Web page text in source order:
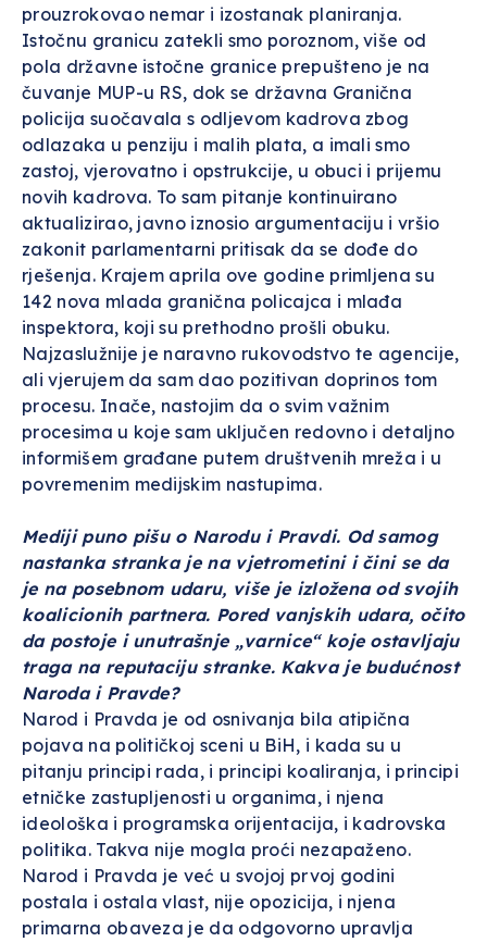
prouzrokovao nemar i izostanak planiranja.
Istočnu granicu zatekli smo poroznom, više od
pola državne istočne granice prepušteno je na
čuvanje MUP-u RS, dok se državna Granična
policija suočavala s odljevom kadrova zbog
odlazaka u penziju i malih plata, a imali smo
zastoj, vjerovatno i opstrukcije, u obuci i prijemu
novih kadrova. To sam pitanje kontinuirano
aktualizirao, javno iznosio argumentaciju i vršio
zakonit parlamentarni pritisak da se dođe do
rješenja. Krajem aprila ove godine primljena su
142 nova mlada granična policajca i mlađa
inspektora, koji su prethodno prošli obuku.
Najzaslužnije je naravno rukovodstvo te agencije,
ali vjerujem da sam dao pozitivan doprinos tom
procesu. Inače, nastojim da o svim važnim
procesima u koje sam uključen redovno i detaljno
informišem građane putem društvenih mreža i u
povremenim medijskim nastupima.
Mediji puno pišu o Narodu i Pravdi. Od samog
nastanka stranka je na vjetrometini i čini se da
je na posebnom udaru, više je izložena od svojih
koalicionih partnera. Pored vanjskih udara, očito
da postoje i unutrašnje „varnice“ koje ostavljaju
traga na reputaciju stranke. Kakva je budućnost
Naroda i Pravde?
Narod i Pravda je od osnivanja bila atipična
pojava na političkoj sceni u BiH, i kada su u
pitanju principi rada, i principi koaliranja, i principi
etničke zastupljenosti u organima, i njena
ideološka i programska orijentacija, i kadrovska
politika. Takva nije mogla proći nezapaženo.
Narod i Pravda je već u svojoj prvoj godini
postala i ostala vlast, nije opozicija, i njena
primarna obaveza je da odgovorno upravlja